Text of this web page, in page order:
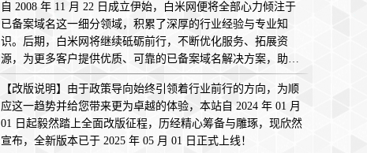
自 2008 年 11 月 22 日成立伊始，白米网便将全部心力倾注于
已备案域名这一细分领域，积累了深厚的行业经验与专业知
识。后期，白米网将继续砥砺前行，不断优化服务、拓展资
源，为更多客户提供优质、可靠的已备案域名解决方案，助您
在互联网的广袤天地中畅意翱翔，实现无限可能！
【改版说明】由于政策导向始终引领着行业前行的方向，为顺
应这一趋势并给您带来更为卓越的体验，本站自 2024 年 01 月
01 日起毅然踏上全面改版征程，历经精心筹备与雕琢，现欣然
宣布，全新版本已于 2025 年 05 月 01 日正式上线！